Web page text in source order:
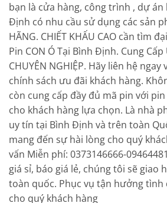
bạn là cửa hàng, công trình , dự
Định có nhu cầu sử dụng các sản
HÃNG. CHIẾT KHẤU CAO cần tìm
Pin CON Ó Tại Bình Định. Cung Cấp
CHUYÊN NGHIỆP. Hãy liên hệ
chính sách ưu đãi khách hàng.
còn cung cấp đầy đủ mã pin với
cho khách hàng lựa chọn. Là nhà
uy tín tại Bình Định và trên toàn
mang đến sự hài lòng cho quý
vấn Miễn phí: 0373146666-
giá sỉ, báo giá lẻ, chúng tôi sẽ giao
toàn quốc. Phục vụ tận hưởng tình
cho quý khách hàng